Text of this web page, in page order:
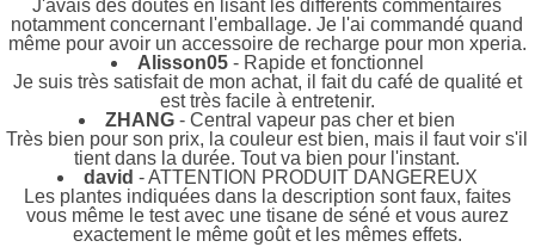
J'avais des doutes en lisant les différents commentaires
notamment concernant l'emballage. Je l'ai commandé quand
même pour avoir un accessoire de recharge pour mon xperia.
Alisson05- Rapide et fonctionnel
Je suis très satisfait de mon achat, il fait du café de qualité et
est très facile à entretenir.
ZHANG - Central vapeur pas cher et bien
Très bien pour son prix, la couleur est bien, mais il faut voir s'il
tient dans la durée. Tout va bien pour l'instant.
david - ATTENTION PRODUIT DANGEREUX
Les plantes indiquées dans la description sont faux, faites
vous même le test avec une tisane de séné et vous aurez
exactement le même goût et les mêmes effets.